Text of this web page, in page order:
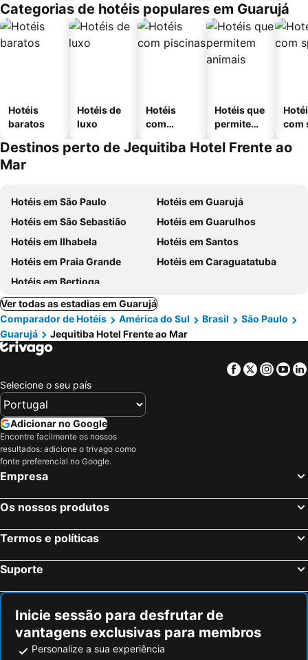
Categorias de hotéis populares em Guarujá
Hotéis
baratos
Hotéis de
luxo
Hotéis
com
Hotéis que
permitem
com
Destinos perto de Jequitiba Hotel Frente ao
Mar
Hotéis em São Paulo
Hotéis em Guarujá
Hotéis em São Sebastião
Hotéis em Guarulhos
Hotéis em Ilhabela
Hotéis em Santos
Hotéis em Praia Grande
Hotéis em Caraguatatuba
Hotéis em Bertioga
Ver todas as estadias em Guarujá
Comparador de Hotéis
América do Sul Brasil
São Paulo
Guarujá
Jequitiba Hotel Frente ao Mar
Facebook
Twitter
Selecione o seu país
Adicionar no Google
Encontre facilmente os nossos
resultados: adicione o trivago como
fonte preferencial no Google.
Empresa
Os nossos produtos
Termos e políticas
Suporte
Inicie sessão para desfrutar de
vantagens exclusivas para membros
Personalize a sua experiência